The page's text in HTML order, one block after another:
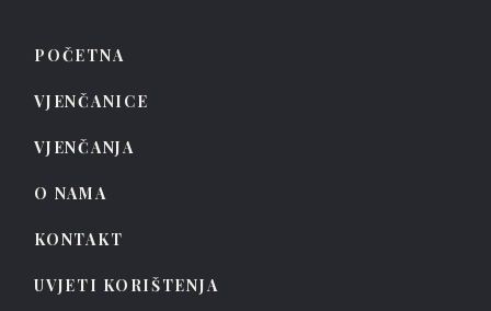
POČETNA
VJENČANICE
VJENČANJA
O NAMA
KONTAKT
UVJETI KORIŠTENJA